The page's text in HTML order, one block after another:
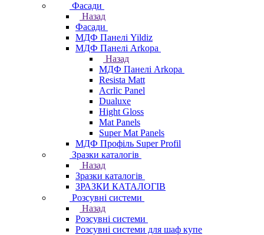
Фасади
Назад
Фасади
МДФ Панелі Yildiz
МДФ Панелі Arkopa
Назад
МДФ Панелі Arkopa
Resista Matt
Acrlic Panel
Dualuxe
Hight Gloss
Mat Panels
Super Mat Panels
МДФ Профіль Super Profil
Зразки каталогів
Назад
Зразки каталогів
ЗРАЗКИ КАТАЛОГІВ
Розсувні системи
Назад
Розсувні системи
Розсувні системи для шаф купе